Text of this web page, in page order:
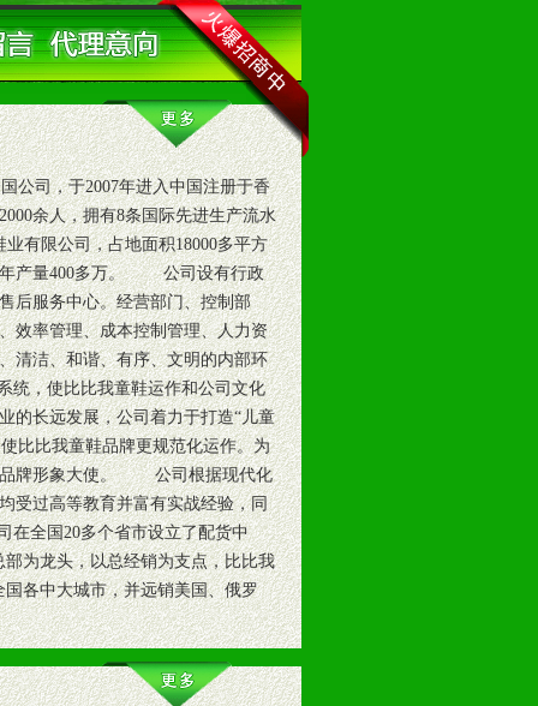
司，于2007年进入中国注册于香
余人，拥有8条国际先进生产流水
有限公司，占地面积18000多平方
年产量400多万。 公司设有行政
后服务中心。经营部门、控制部
效率管理、成本控制管理、人力资
清洁、和谐、有序、文明的内部环
，使比比我童鞋运作和公司文化
的长远发展，公司着力于打造“儿童
比比我童鞋品牌更规范化运作。为
品牌形象大使。 公司根据现代化
受过高等教育并富有实战经验，同
在全国20多个省市设立了配货中
为龙头，以总经销为支点，比比我
各中大城市，并远销美国、俄罗